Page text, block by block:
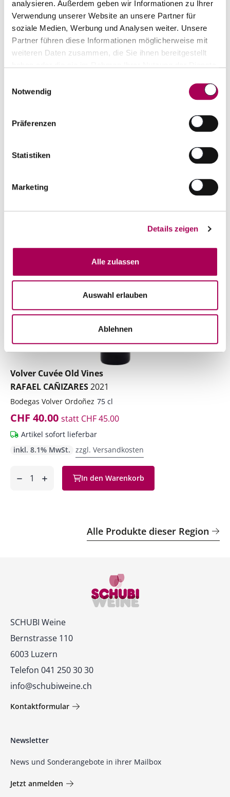
analysieren. Außerdem geben wir Informationen zu Ihrer
Verwendung unserer Website an unsere Partner für
soziale Medien, Werbung und Analysen weiter. Unsere
Partner führen diese Informationen möglicherweise mit
weiteren Daten zusammen, die Sie ihnen bereitgestellt
Notwendig
Präferenzen
Statistiken
Marketing
Details zeigen
Alle zulassen
Auswahl erlauben
Ablehnen
Bodegas Volver Ordoñez
Artikel sofort lieferbar
Anzahl
TIPP
Volver Cuvée Old Vines
RAFAEL CAÑIZARES2021
Bodegas Volver Ordoñez 75 cl
CHF 40.00 statt CHF 45.00
Artikel sofort lieferbar
inkl. 8.1% MwSt. zzgl. Versandkosten
hinzufügen
In den Warenkorb
Alle Produkte dieser Region
Kontakt
SCHUBI Weine
Bernstrasse 110
6003 Luzern
Telefon 041 250 30 30
info@schubiweine.ch
Kontaktformular
Newsletter
News und Sonderangebote in ihrer Mailbox
Jetzt anmelden